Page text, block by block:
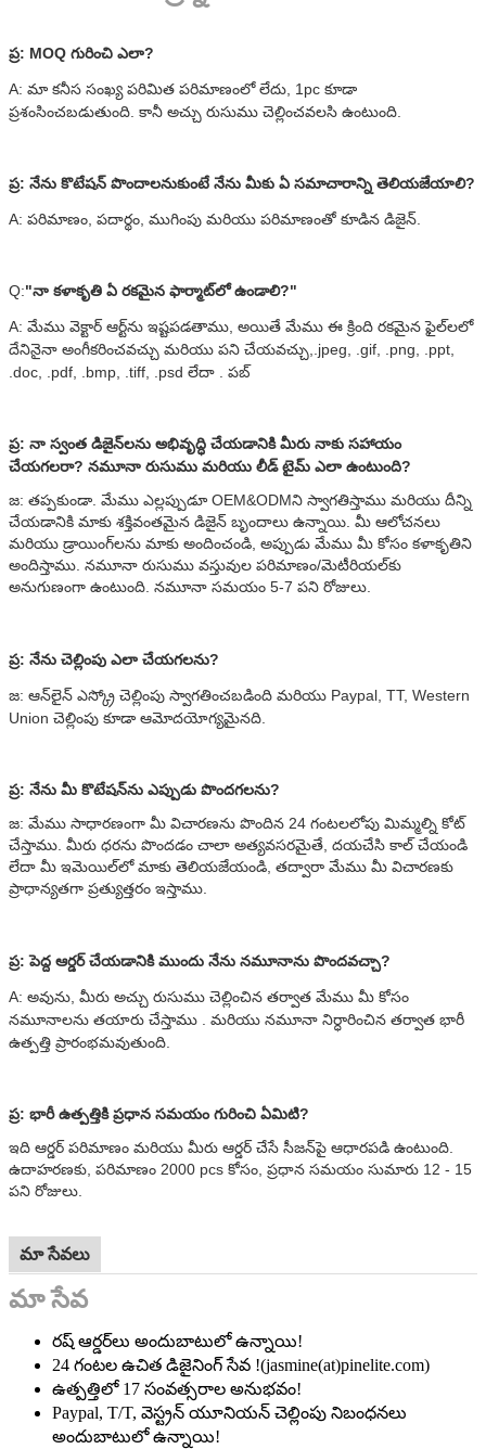
ప్ర: MOQ గురించి ఎలా?
A: మా కనీస సంఖ్య పరిమిత పరిమాణంలో లేదు, 1pc కూడా
ప్రశంసించబడుతుంది. కానీ అచ్చు రుసుము చెల్లించవలసి ఉంటుంది.
ప్ర: నేను కొటేషన్ పొందాలనుకుంటే నేను మీకు ఏ సమాచారాన్ని తెలియజేయాలి?
A: పరిమాణం, పదార్థం, ముగింపు మరియు పరిమాణంతో కూడిన డిజైన్.
Q:"నా కళాకృతి ఏ రకమైన ఫార్మాట్‌లో ఉండాలి?"
A: మేము వెక్టార్ ఆర్ట్‌ను ఇష్టపడతాము, అయితే మేము ఈ క్రింది రకమైన ఫైల్‌లలో
దేనినైనా అంగీకరించవచ్చు మరియు పని చేయవచ్చు,.jpeg, .gif, .png, .ppt,
.doc, .pdf, .bmp, .tiff, .psd లేదా . పబ్
ప్ర: నా స్వంత డిజైన్‌లను అభివృద్ధి చేయడానికి మీరు నాకు సహాయం
చేయగలరా? నమూనా రుసుము మరియు లీడ్ టైమ్ ఎలా ఉంటుంది?
జ: తప్పకుండా. మేము ఎల్లప్పుడూ OEM&ODMని స్వాగతిస్తాము మరియు దీన్ని
చేయడానికి మాకు శక్తివంతమైన డిజైన్ బృందాలు ఉన్నాయి. మీ ఆలోచనలు
మరియు డ్రాయింగ్‌లను మాకు అందించండి, అప్పుడు మేము మీ కోసం కళాకృతిని
అందిస్తాము. నమూనా రుసుము వస్తువుల పరిమాణం/మెటీరియల్‌కు
అనుగుణంగా ఉంటుంది. నమూనా సమయం 5-7 పని రోజులు.
ప్ర: నేను చెల్లింపు ఎలా చేయగలను?
జ: ఆన్‌లైన్ ఎస్క్రో చెల్లింపు స్వాగతించబడింది మరియు Paypal, TT, Western
Union చెల్లింపు కూడా ఆమోదయోగ్యమైనది.
ప్ర: నేను మీ కొటేషన్‌ను ఎప్పుడు పొందగలను?
జ: మేము సాధారణంగా మీ విచారణను పొందిన 24 గంటలలోపు మిమ్మల్ని కోట్
చేస్తాము. మీరు ధరను పొందడం చాలా అత్యవసరమైతే, దయచేసి కాల్ చేయండి
లేదా మీ ఇమెయిల్‌లో మాకు తెలియజేయండి, తద్వారా మేము మీ విచారణకు
ప్రాధాన్యతగా ప్రత్యుత్తరం ఇస్తాము.
ప్ర: పెద్ద ఆర్డర్ చేయడానికి ముందు నేను నమూనాను పొందవచ్చా?
A: అవును, మీరు అచ్చు రుసుము చెల్లించిన తర్వాత మేము మీ కోసం
నమూనాలను తయారు చేస్తాము . మరియు నమూనా నిర్ధారించిన తర్వాత భారీ
ఉత్పత్తి ప్రారంభమవుతుంది.
ప్ర: భారీ ఉత్పత్తికి ప్రధాన సమయం గురించి ఏమిటి?
ఇది ఆర్డర్ పరిమాణం మరియు మీరు ఆర్డర్ చేసే సీజన్‌పై ఆధారపడి ఉంటుంది.
ఉదాహరణకు, పరిమాణం 2000 pcs కోసం, ప్రధాన సమయం సుమారు 12 - 15
పని రోజులు.
మా సేవలు
మా సేవ
రష్ ఆర్డర్‌లు అందుబాటులో ఉన్నాయి!
24 గంటల ఉచిత డిజైనింగ్ సేవ !(jasmine(at)pinelite.com)
ఉత్పత్తిలో 17 సంవత్సరాల అనుభవం!
Paypal, T/T, వెస్ట్రన్ యూనియన్ చెల్లింపు నిబంధనలు
అందుబాటులో ఉన్నాయి!